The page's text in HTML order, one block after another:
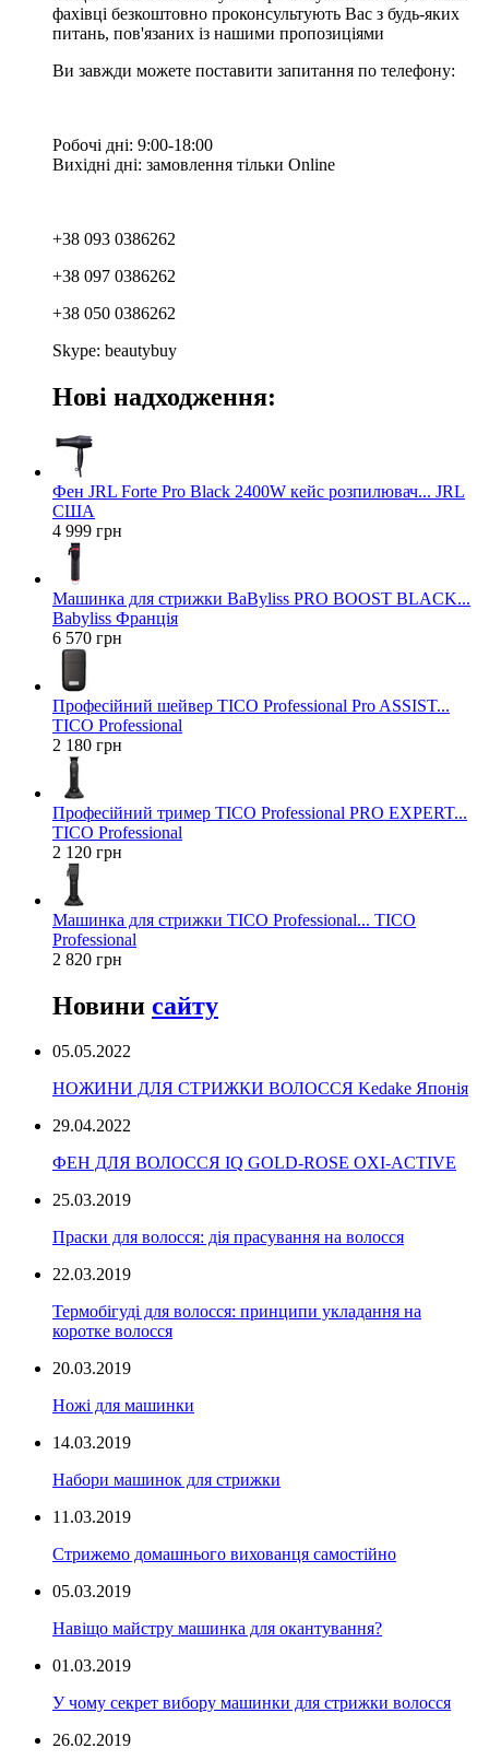
фахівці безкоштовно проконсультують Вас з будь-яких
питань, пов'язаних із нашими пропозиціями
Ви завжди можете поставити запитання по телефону:
Робочі дні: 9:00-18:00
Вихідні дні: замовлення тільки Online
+38 093 0386262
+38 097 0386262
+38 050 0386262
Skype: beautybuy
Нові надходження:
Фен JRL Forte Pro Black 2400W кейс розпилювач... JRL
США
4 999 грн
Машинка для стрижки BaByliss PRO BOOST BLACK...
Babyliss Франція
6 570 грн
Професійний шейвер TICO Professional Pro ASSIST...
TICO Professional
2 180 грн
Професійний тример TICO Professional PRO EXPERT...
TICO Professional
2 120 грн
Машинка для стрижки TICO Professional... TICO
Professional
2 820 грн
Новини сайту
05.05.2022
НОЖИНИ ДЛЯ СТРИЖКИ ВОЛОССЯ Kedake Японія
29.04.2022
ФЕН ДЛЯ ВОЛОССЯ IQ GOLD-ROSE OXI-ACTIVE
25.03.2019
Праски для волосся: дія прасування на волосся
22.03.2019
Термобігуді для волосся: принципи укладання на
коротке волосся
20.03.2019
Ножі для машинки
14.03.2019
Набори машинок для стрижки
11.03.2019
Стрижемо домашнього вихованця самостійно
05.03.2019
Навіщо майстру машинка для окантування?
01.03.2019
У чому секрет вибору машинки для стрижки волосся
26.02.2019